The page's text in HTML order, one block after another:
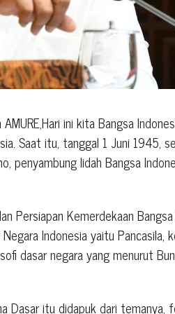
ini kita Bangsa
Saat itu, tanggal 1 Juni 1945,
penyambung lidah Bangsa
Persiapan Kemerdekaan
Indonesia yaitu Pancasila,
dasar negara yang menurut
Dasar itu didapuk dari